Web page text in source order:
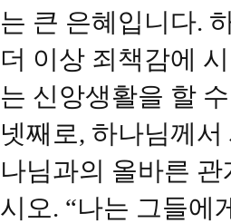
는 큰 은혜입니다.
더 이상 죄책감에
는 신앙생활을 할
넷째로, 하나님께
나님과의 올바른
시오. “나는 그들에